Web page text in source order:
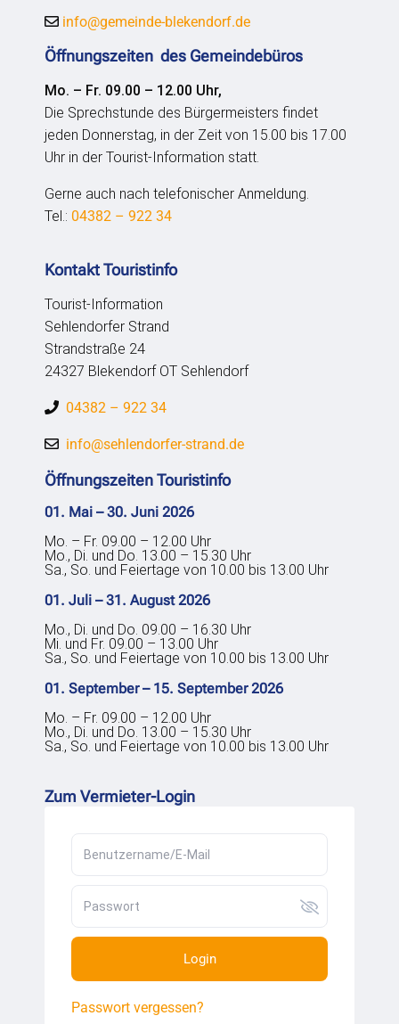
info@gemeinde-blekendorf.de
Öffnungszeiten des Gemeindebüros
Mo. – Fr. 09.00 – 12.00 Uhr,
Die Sprechstunde des Bürgermeisters findet
jeden Donnerstag, in der Zeit von 15.00 bis 17.00
Uhr in der Tourist-Information statt.
Gerne auch nach telefonischer Anmeldung.
Tel.: 04382 – 922 34
Kontakt Touristinfo
Tourist-Information
Sehlendorfer Strand
Strandstraße 24
24327 Blekendorf OT Sehlendorf
04382 – 922 34
info@sehlendorfer-strand.de
Öffnungszeiten Touristinfo
01. Mai – 30. Juni 2026
Mo. – Fr. 09.00 – 12.00 Uhr
Mo., Di. und Do. 13.00 – 15.30 Uhr
Sa., So. und Feiertage von 10.00 bis 13.00 Uhr
01. Juli – 31. August 2026
Mo., Di. und Do. 09.00 – 16.30 Uhr
Mi. und Fr. 09.00 – 13.00 Uhr
Sa., So. und Feiertage von 10.00 bis 13.00 Uhr
01. September – 15. September 2026
Mo. – Fr. 09.00 – 12.00 Uhr
Mo., Di. und Do. 13.00 – 15.30 Uhr
Sa., So. und Feiertage von 10.00 bis 13.00 Uhr
Zum Vermieter-Login
Login
Passwort vergessen?